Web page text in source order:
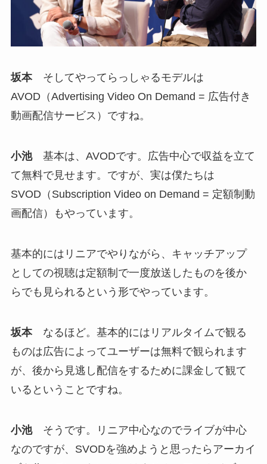
坂本そしてやってらっしゃるモデルは
AVOD（Advertising Video On Demand = 広告付き
動画配信サービス）ですね。
小池基本は、AVODです。広告中心で収益を立て
て無料で見せます。ですが、実は僕たちは
SVOD（Subscription Video on Demand = 定額制動
画配信）もやっています。
基本的にはリニアでやりながら、キャッチアップ
としての視聴は定額制で一度放送したものを後か
らでも見られるという形でやっています。
坂本なるほど。基本的にはリアルタイムで観る
ものは広告によってユーザーは無料で観られます
が、後から見逃し配信をするために課金して観て
いるということですね。
小池そうです。リニア中心なのでライブが中心
なのですが、SVODを強めようと思ったらアーカイ